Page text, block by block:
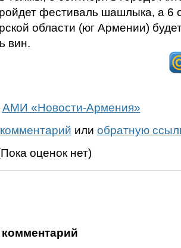
фестиваль шашлыка, а 6
области (юг Армении)
вин.
АМИ «Новости-Армения»
комментарий или обратную
оценок нет)